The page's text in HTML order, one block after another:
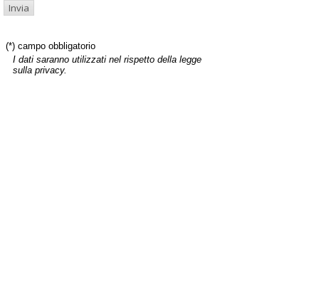
(*) campo obbligatorio
I dati saranno utilizzati nel rispetto della legge
sulla privacy.